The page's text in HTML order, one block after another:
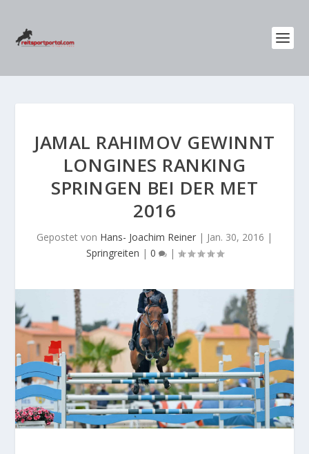
JAMAL RAHIMOV GEWINNT
LONGINES RANKING
SPRINGEN BEI DER MET
2016
Gepostet von Hans- Joachim Reiner | Jan. 30, 2016 |
Springreiten | 0 |